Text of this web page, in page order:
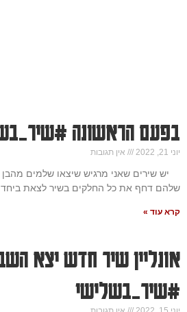
בפעם הראשונה
יוני 21, 2022 אין תגובות
יש שירים שאני מרגיש שיצאו שלמים מהבן
שלהם דחף את כל החלקים בשיר לצאת ביחד
קרא עוד »
אונליין שיר חדש יצא
#שיר_בשלישי